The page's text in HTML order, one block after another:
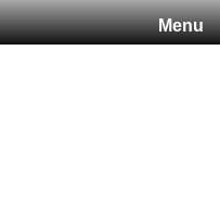
Menu